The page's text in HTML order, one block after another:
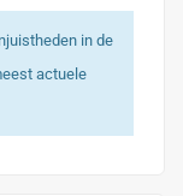
in de
actuele